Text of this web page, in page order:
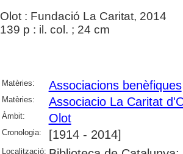
Olot : Fundació La Caritat, 2014
139 p : il. col. ; 24 cm
Matèries: Associacions benèfiques
Matèries: Associacio La Caritat
Àmbit: Olot
Cronologia: [1914 - 2014]
Localització: